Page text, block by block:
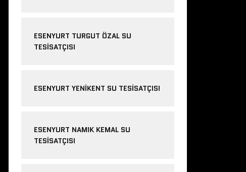
ESENYURT TURGUT ÖZAL SU
TESISATÇISI
ESENYURT YENIKENT SU TESISATÇISI
ESENYURT NAMIK KEMAL SU
TESISATÇISI